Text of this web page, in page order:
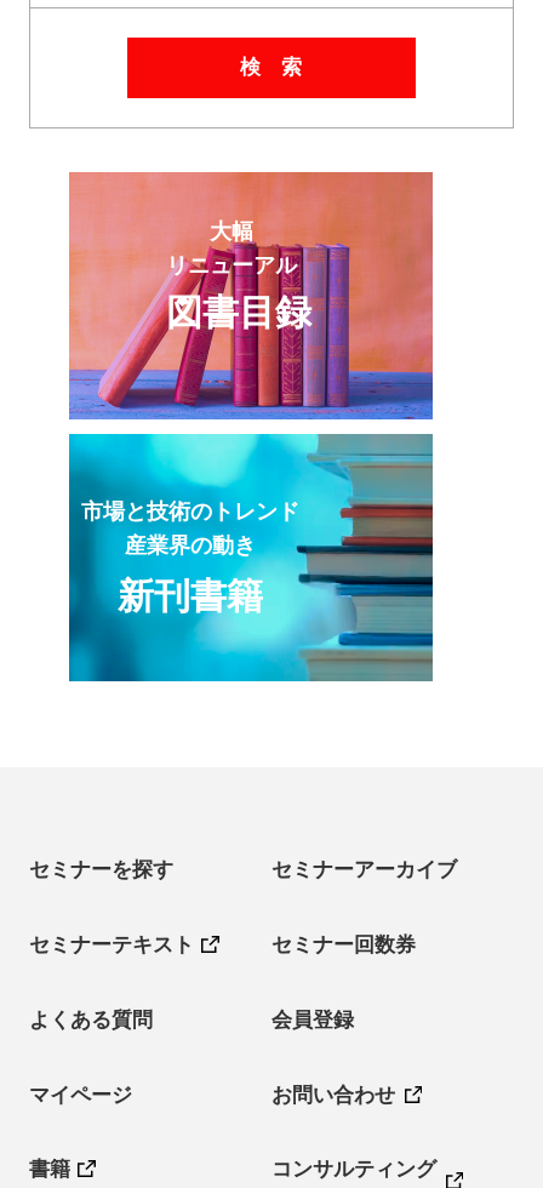
検 索
大幅
リニューアル
図書目録
市場と技術のトレンド
産業界の動き
新刊書籍
セミナーを探す セミナーアーカイブ
セミナーテキスト セミナー回数券
よくある質問 会員登録
マイページ お問い合わせ
書籍
コンサルティング